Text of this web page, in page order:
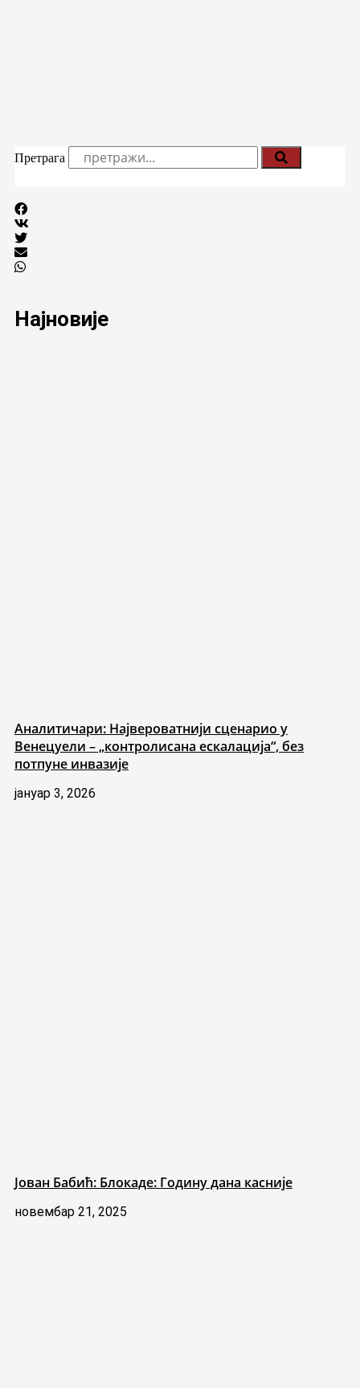
Претрага
Најновије
Аналитичари: Највероватнији сценарио у
Венецуели – „контролисана ескалација“, без
потпуне инвазије
јануар 3, 2026
Јован Бабић: Блокаде: Годину дана касније
новембар 21, 2025